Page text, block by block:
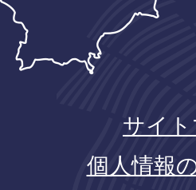
サイ
個人情報